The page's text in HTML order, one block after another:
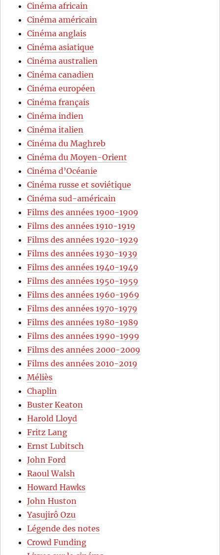
Cinéma africain
Cinéma américain
Cinéma anglais
Cinéma asiatique
Cinéma australien
Cinéma canadien
Cinéma européen
Cinéma français
Cinéma indien
Cinéma italien
Cinéma du Maghreb
Cinéma du Moyen-Orient
Cinéma d’Océanie
Cinéma russe et soviétique
Cinéma sud-américain
Films des années 1900-1909
Films des années 1910-1919
Films des années 1920-1929
Films des années 1930-1939
Films des années 1940-1949
Films des années 1950-1959
Films des années 1960-1969
Films des années 1970-1979
Films des années 1980-1989
Films des années 1990-1999
Films des années 2000-2009
Films des années 2010-2019
Méliès
Chaplin
Buster Keaton
Harold Lloyd
Fritz Lang
Ernst Lubitsch
John Ford
Raoul Walsh
Howard Hawks
John Huston
Yasujirô Ozu
Légende des notes
Crowd Funding